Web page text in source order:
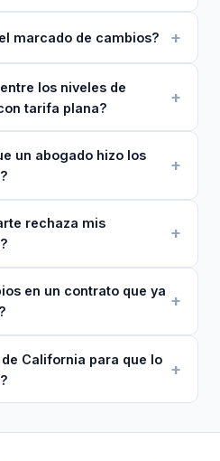
marcado de cambios?
los niveles de
tarifa plana?
un abogado hizo los
rechaza mis
en un contrato que ya
California para que lo